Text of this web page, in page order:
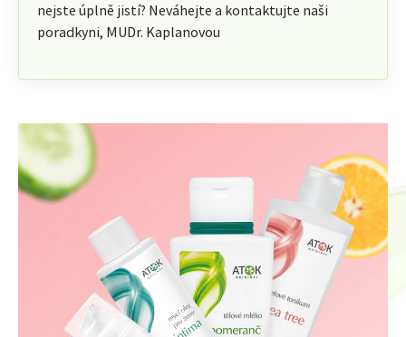
nejste úplně jistí? Neváhejte a kontaktujte naši
poradkyni, MUDr. Kaplanovou